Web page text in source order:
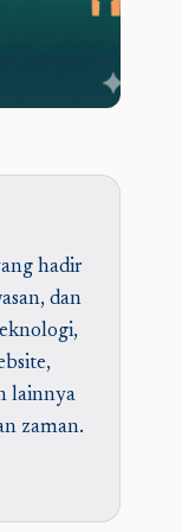
hadir
dan
lainnya
zaman.